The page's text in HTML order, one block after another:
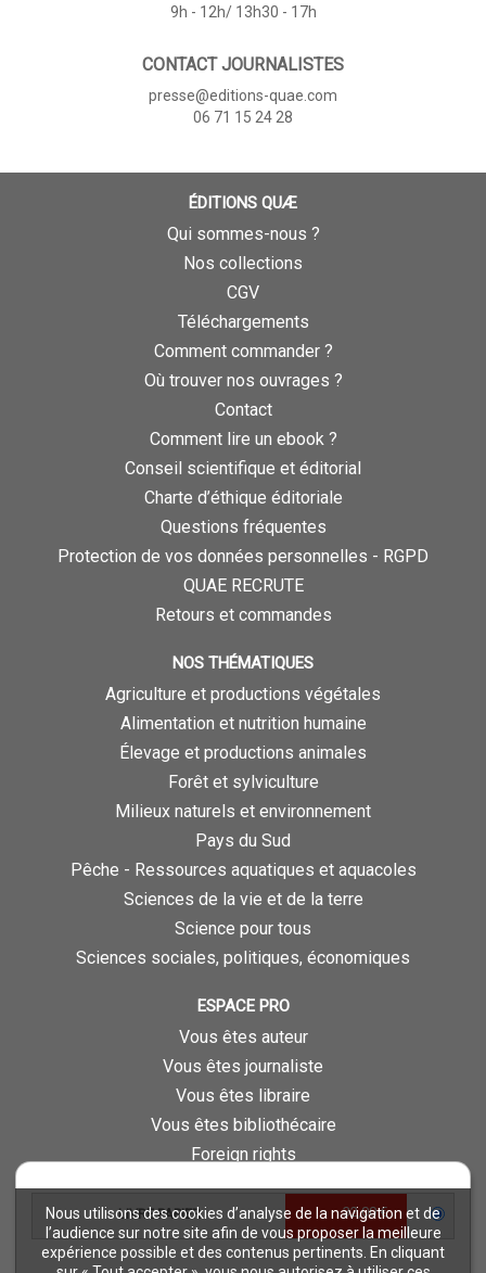
Nous utilisons des cookies d’analyse de la navigation et de
l’audience sur notre site afin de vous proposer la meilleure
expérience possible et des contenus pertinents. En cliquant
LIVRE PAPIER 32,00 €
9h - 12h/ 13h30 - 17h
CONTACT JOURNALISTES
presse@editions-quae.com
06 71 15 24 28
ÉDITIONS QUÆ
Qui sommes-nous ?
Nos collections
CGV
Téléchargements
Comment commander ?
Où trouver nos ouvrages ?
Contact
Comment lire un ebook ?
Conseil scientifique et éditorial
Charte d’éthique éditoriale
Questions fréquentes
Protection de vos données personnelles - RGPD
QUAE RECRUTE
Retours et commandes
NOS THÉMATIQUES
Agriculture et productions végétales
Alimentation et nutrition humaine
Élevage et productions animales
Forêt et sylviculture
Milieux naturels et environnement
Pays du Sud
Pêche - Ressources aquatiques et aquacoles
Sciences de la vie et de la terre
Science pour tous
Sciences sociales, politiques, économiques
ESPACE PRO
Vous êtes auteur
Vous êtes journaliste
Vous êtes libraire
Vous êtes bibliothécaire
Foreign rights
NOTRE SITE
Quae © 2018